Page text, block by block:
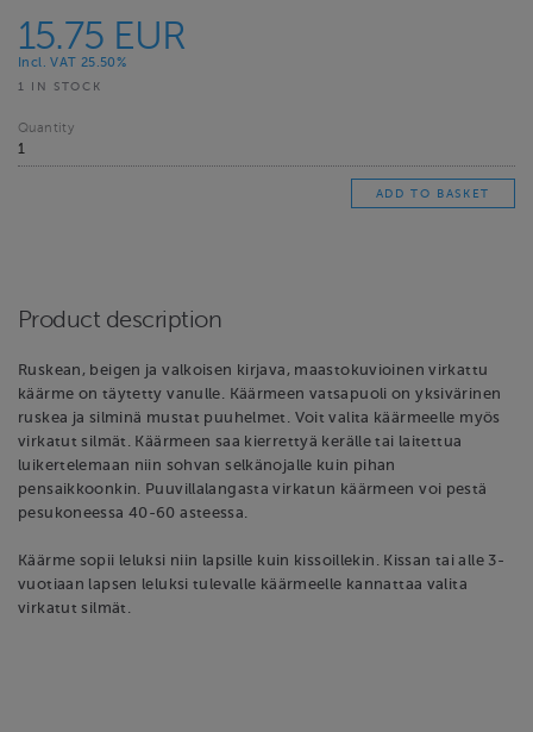
15.75 EUR
Incl. VAT 25.50%
1 IN STOCK
Quantity
Product description
Ruskean, beigen ja valkoisen kirjava, maastokuvioinen virkattu
käärme on täytetty vanulle. Käärmeen vatsapuoli on yksivärinen
ruskea ja silminä mustat puuhelmet. Voit valita käärmeelle myös
virkatut silmät. Käärmeen saa kierrettyä kerälle tai laitettua
luikertelemaan niin sohvan selkänojalle kuin pihan
pensaikkoonkin. Puuvillalangasta virkatun käärmeen voi pestä
pesukoneessa 40-60 asteessa.
Käärme sopii leluksi niin lapsille kuin kissoillekin. Kissan tai alle 3-
vuotiaan lapsen leluksi tulevalle käärmeelle kannattaa valita
virkatut silmät.